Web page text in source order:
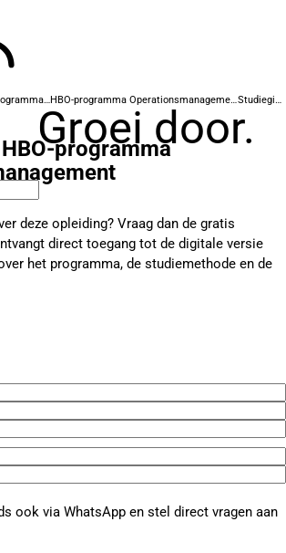
Groei door.
HBO-programma's HBO-programma Operationsmanagement Studiegids
programma
deze opleiding? Vraag dan de gratis
direct toegang tot de digitale versie
het programma, de studiemethode en de
ook via WhatsApp en stel direct vragen aan